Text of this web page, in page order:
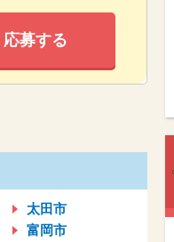
応募する
太田市
富岡市